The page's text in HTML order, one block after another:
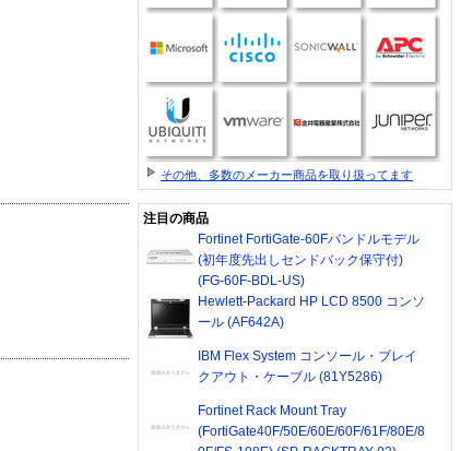
その他、多数のメーカー商品を取り扱ってます
注目の商品
Fortinet FortiGate-60Fバンドルモデル
(初年度先出しセンドバック保守付)
(FG-60F-BDL-US)
Hewlett-Packard HP LCD 8500 コンソ
ール (AF642A)
IBM Flex System コンソール・ブレイ
クアウト・ケーブル (81Y5286)
Fortinet Rack Mount Tray
(FortiGate40F/50E/60E/60F/61F/80E/8